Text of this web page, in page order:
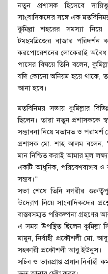
নতুন প্রশাসক হিসেবে
সাংবাদিকদের সঙ্গে এক
কুমিল্লা শহরের সমস্যা
টমছমব্রিজের বাজার পরিদর্শন
করপোরেশনের লোকেরাই অবৈধ
পাসের বিষয়ে তিনি বলেন,
যদি কোনো অনিয়ম হয়ে থাকে,
আনা হবে।
মতবিনিময় সভায় কুমিল্লার
ছিলেন। তারা নতুন প্রশাসককে
সম্ভাবনা নিয়ে মতামত ও পরামর্শ
প্রশাসক মো. শাহ আলম বলেন,
মান নিশ্চিত করাই আমার মূল
একটি আধুনিক, পরিবেশবান্ধব
সম্ভব।”
সভা শেষে তিনি নগরীর
উদ্যোগ নিয়ে সাংবাদিকদের
বাস্তবসম্মত পরিকল্পনা গ্রহণের
এ সময় উপস্থিত ছিলেন কুমিল্লা
মামুন, নির্বাহী প্রকৌশলী মো.
সহকারী প্রকৌশলী আবু ইউনুস।
সচিব ও ভারপ্রাপ্ত প্রধান